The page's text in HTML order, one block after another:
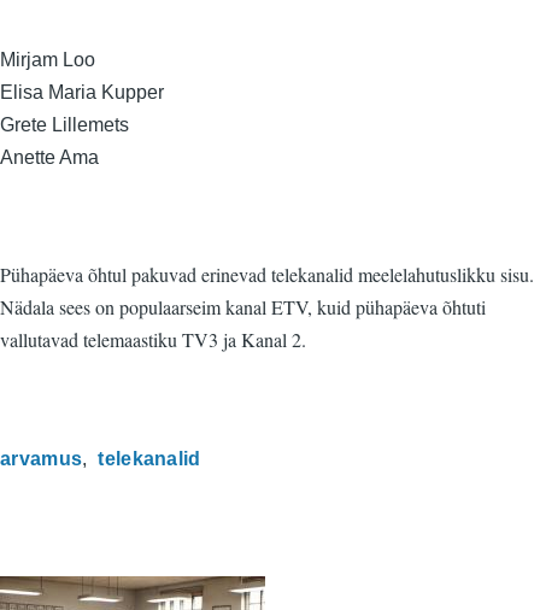
Mirjam Loo
Elisa Maria Kupper
Grete Lillemets
Anette Ama
Pühapäeva õhtul pakuvad erinevad telekanalid meelelahutuslikku sisu.
Nädala sees on populaarseim kanal ETV, kuid pühapäeva õhtuti
vallutavad telemaastiku TV3 ja Kanal 2.
arvamus telekanalid